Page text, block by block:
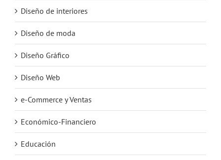
Diseño de interiores
Diseño de moda
Diseño Gráfico
Diseño Web
e-Commerce y Ventas
Económico-Financiero
Educación